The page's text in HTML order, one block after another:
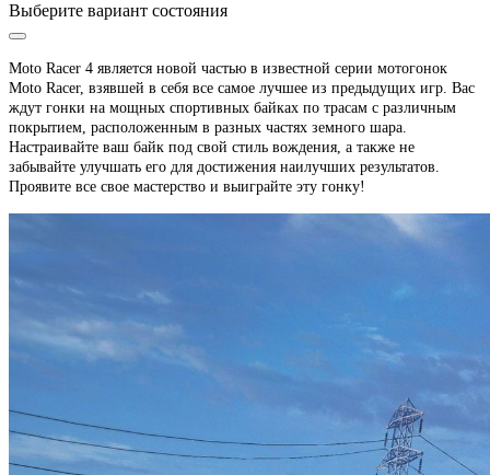
Выберите вариант состояния
Moto Racer 4 является новой частью в известной серии мотогонок
Moto Racer, взявшей в себя все самое лучшее из предыдущих игр. Вас
ждут гонки на мощных спортивных байках по трасам с различным
покрытием, расположенным в разных частях земного шара.
Настраивайте ваш байк под свой стиль вождения, а также не
забывайте улучшать его для достижения наилучших результатов.
Проявите все свое мастерство и выиграйте эту гонку!